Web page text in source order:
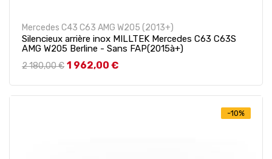
Mercedes C43 C63 AMG W205 (2013+)
Silencieux arrière inox MILLTEK Mercedes C63 C63S
AMG W205 Berline - Sans FAP(2015à+)
Prix de base
2 180,00 € Prix
1 962,00 €
-10%